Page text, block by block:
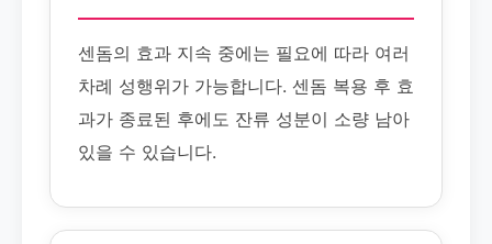
센돔의 효과 지속 중에는 필요에 따라 여러
차례 성행위가 가능합니다. 센돔 복용 후 효
과가 종료된 후에도 잔류 성분이 소량 남아
있을 수 있습니다.